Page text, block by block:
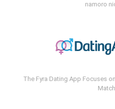
namoro
The Fyra Dating App Focuses